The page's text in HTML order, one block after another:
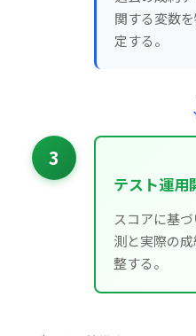
関する変数
定する。
3
テスト運用
スコアに基
測と実際の
整する。